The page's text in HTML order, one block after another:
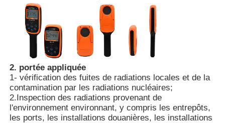
Contact
nouvelles
Les cas le montrent
Demande de soumission
2. portée appliquée
1- vérification des fuites de radiations locales et de la
contamination par les radiations nucléaires;
2.Inspection des radiations provenant de
l'environnement environnant, y compris les entrepôts,
les ports, les installations douanières, les installations